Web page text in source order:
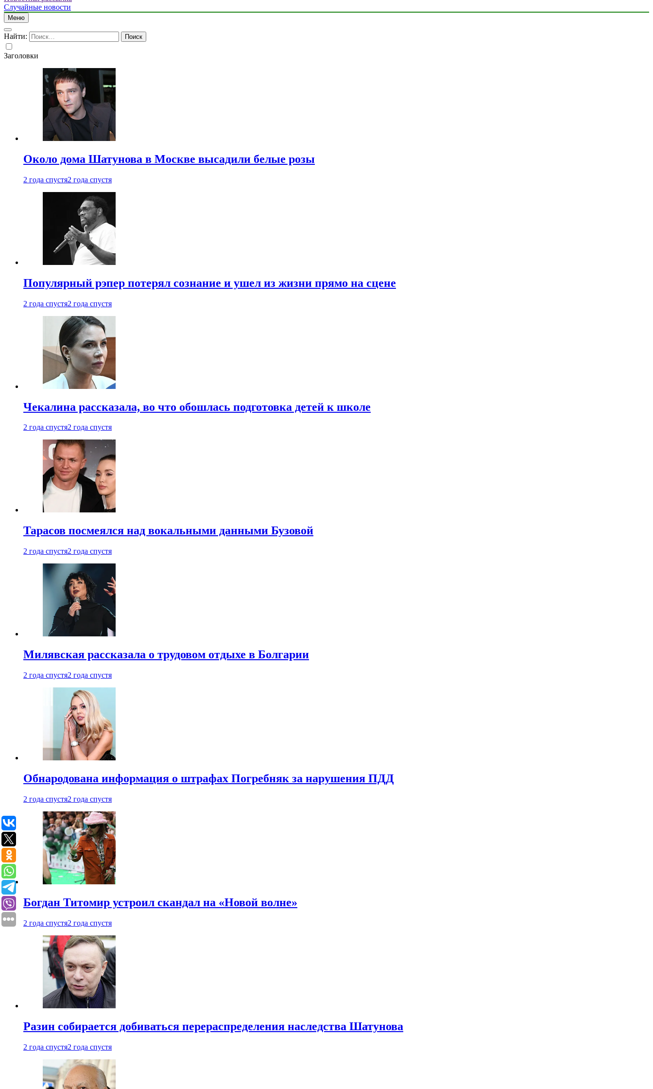
Случайные новости
Меню
Найти:
Заголовки
Около дома Шатунова в Москве высадили белые розы
2 года спустя2 года спустя
Популярный рэпер потерял сознание и ушел из жизни прямо на сцене
2 года спустя2 года спустя
Чекалина рассказала, во что обошлась подготовка детей к школе
2 года спустя2 года спустя
Тарасов посмеялся над вокальными данными Бузовой
2 года спустя2 года спустя
Милявская рассказала о трудовом отдыхе в Болгарии
2 года спустя2 года спустя
Обнародована информация о штрафах Погребняк за нарушения ПДД
2 года спустя2 года спустя
Богдан Титомир устроил скандал на «Новой волне»
2 года спустя2 года спустя
Разин собирается добиваться перераспределения наследства Шатунова
2 года спустя2 года спустя